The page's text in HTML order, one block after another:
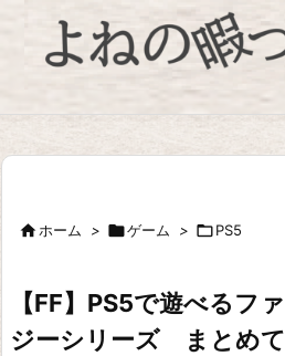
ホーム > ゲーム > PS5
【FF】PS5で遊べるフ
ジーシリーズ まとめて